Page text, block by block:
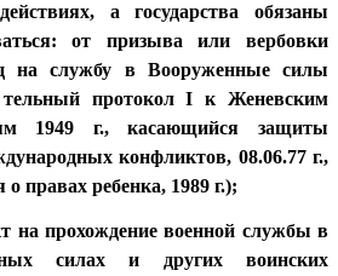
а государства обязаны
от призыва или вербовки
на службу в Вооруженные силы
протокол I к Женевским
1949 г., касающийся защиты
конфликтов, 08.06.77 г.,
правах ребенка, 1989 г.);
на прохождение военной службы в
силах и других воинских